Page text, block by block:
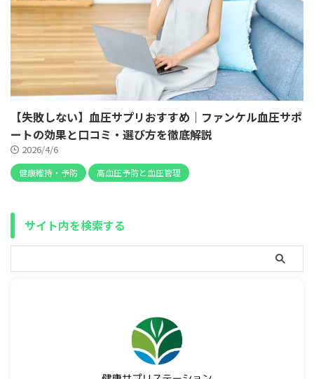
【失敗しない】血圧サプリおすすめ｜ファンケル血圧サポ
ートの効果と口コミ・選び方を徹底解説
2026/4/6
健康維持・予防 高血圧予防と血圧管理
サイト内を検索する